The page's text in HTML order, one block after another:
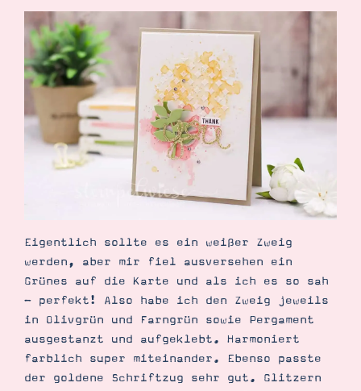
Suche Impressum
Eigentlich sollte es ein weißer Zweig
werden, aber mir fiel ausversehen ein
Grünes auf die Karte und als ich es so sah
- perfekt! Also habe ich den Zweig jeweils
in Olivgrün und Farngrün sowie Pergament
ausgestanzt und aufgeklebt. Harmoniert
farblich super miteinander. Ebenso passte
der goldene Schriftzug sehr gut. Glitzern